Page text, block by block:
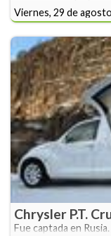
Viernes, 29 de
Chrysler P.T.
Fue captada en Rusia.